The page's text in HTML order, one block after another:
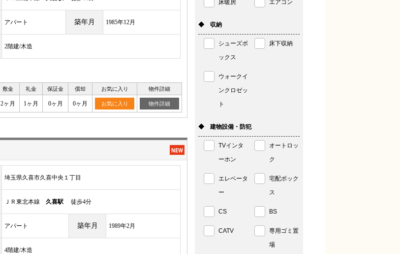
アパート 築年月 1985年12月
2階建/木造
敷金 礼金 保証金 償却 お気に入り 物件詳細
2ヶ月 1ヶ月 0ヶ月 0ヶ月 お気に入り 物件詳細
埼玉県久喜市久喜中央１丁目
ＪＲ東北本線 久喜駅 徒歩4分
アパート 築年月 1989年2月
4階建/木造
床暖房 エアコン
◆ 収納
シューズボ
ックス
床下収納
ウォークイ
ンクロゼッ
ト
◆ 建物設備・防犯
TVインタ
ーホン
オートロッ
ク
エレベータ
ー
宅配ボック
ス
CS BS
CATV
専用ゴミ置
場